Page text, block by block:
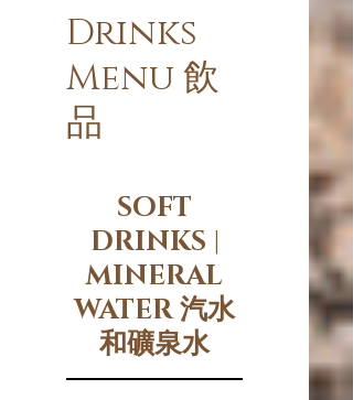
Drinks
Menu 飲
品
SOFT
DRINKS |
MINERAL
WATER 汽水
和礦泉水